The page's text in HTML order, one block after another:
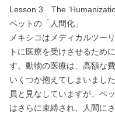
Lesson 3 The
ペットの「人間化」
メキシコはメディカルツー
トに医療を受けさせるため
す。動物の医療は、高額な
いくつか抱えてしまいまし
員と見なしていますが、ペ
はさらに束縛され、人間に